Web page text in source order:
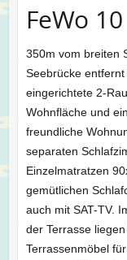
FeWo 10
350m vom breiten
Seebrücke
eingerichtete 2-
Wohnfläche und
freundliche
separaten
Einzelmatratzen
gemütlichen
auch mit SAT-TV.
der Terrasse
Terrassenmöbel